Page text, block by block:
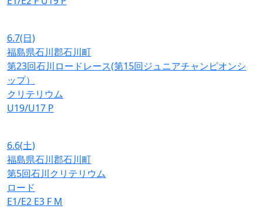
6.7(日)
福島県石川郡石川町
第23回石川ロードレース(第15回ジュニアチャンピオンシ
ップ）
クリテリウム
U19/U17 P
6.6(土)
福島県石川郡石川町
第5回石川クリテリウム
ロード
E1/E2 E3 F M